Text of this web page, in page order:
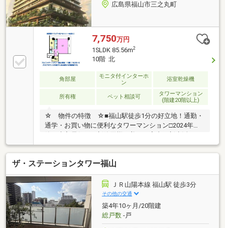
広島県福山市三之丸町
7,750万円
1SLDK 85.56m2
10階 北
角部屋
モニタ付インターホ
ン
浴室乾燥機
所有権 ペット相談可
タワーマンション
(階建20階以上)
☆ 物件の特徴 ☆■福山駅徒歩1分の好立地！通勤・
通学・お買い物に便利なタワーマンション□2024年
築・未入居住戸！新築同様の美しい室内で新生活スタ
ート■10階角部屋ならではの開放感。福山城が見える
眺望が毎日の暮らしを彩りを□約25帖超の広々LDK
で、ご家族やゲストとの時間もゆったり■全戸で唯一
のトイレ2ヶ所設計。生活動線にも配慮された希少な
住戸□上階はラウンジのため居住者がおらず、生活音
を気にせず快適に■シューズクローク・納戸・豊富な
収納スペース□食洗機・浴室乾燥機・宅配ボックス・
24時間ゴミ出しなど充実した設備仕様☆ 周辺施設
☆福山駅：徒歩1分
ザ・ステーションタワー福山
ＪＲ山陽本線 福山駅 徒歩3分
その他の交通
築4年10ヶ月/20階建
総戸数-戸